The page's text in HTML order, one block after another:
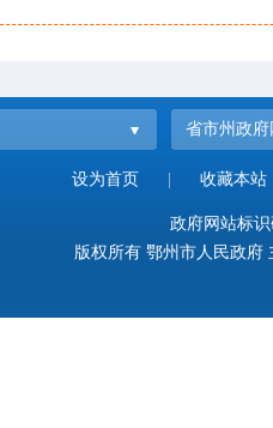
省市州政府
设为首页 收藏本站
政府网站标
版权所有 鄂州市人民政府